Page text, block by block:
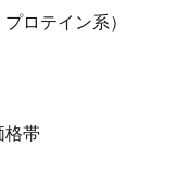
ロテイン系）
格帯